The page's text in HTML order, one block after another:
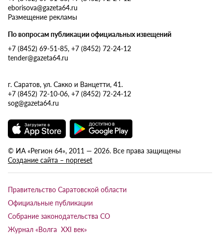
eborisova@gazeta64.ru
Размещение рекламы
По вопросам публикации официальных извещений
+7 (8452) 69-51-85, +7 (8452) 72-24-12
tender@gazeta64.ru
г. Саратов, ул. Сакко и Ванцетти, 41.
+7 (8452) 72-10-06, +7 (8452) 72-24-12
sog@gazeta64.ru
© ИА «Регион 64», 2011 — 2026. Все права защищены
Создание сайта – nopreset
Правительство Саратовской области
Официальные публикации
Собрание законодательства СО
Журнал «Волга XXI век»